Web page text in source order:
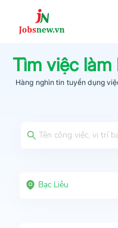
Tìm việc làm
Hàng nghìn tin tuyển dụng
Bạc Liêu